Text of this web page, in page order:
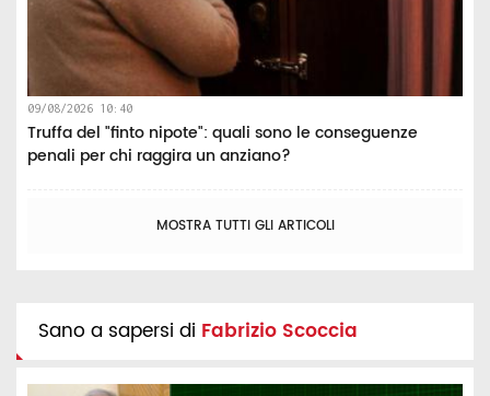
09/08/2026 10:40
Truffa del "finto nipote": quali sono le conseguenze
penali per chi raggira un anziano?
MOSTRA TUTTI GLI ARTICOLI
Sano a sapersi di Fabrizio Scoccia